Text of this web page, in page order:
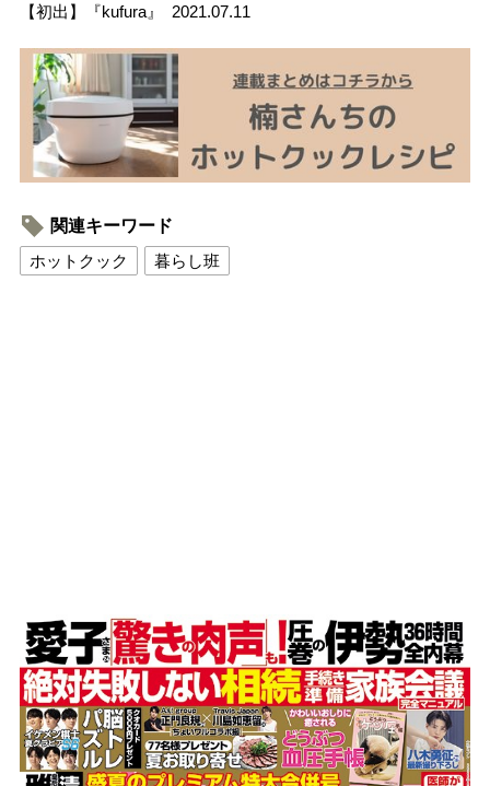
【初出】『kufura』 2021.07.11
関連キーワード
ホットクック
暮らし班